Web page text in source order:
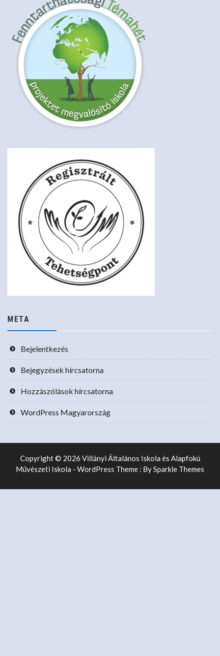
META
Bejelentkezés
Bejegyzések hírcsatorna
Hozzászólások hírcsatorna
WordPress Magyarország
Copyright © 2026 Villányi Általános Iskola és Alapfokú
Művészeti Iskola - WordPress Theme : BySparkle Themes